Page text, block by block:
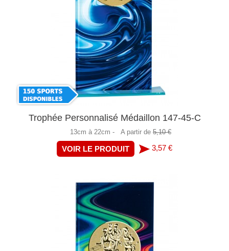
Trophée Personnalisé Médaillon 147-45-C
13cm à 22cm - A partir de 5,10 €
VOIR LE PRODUIT 3,57 €